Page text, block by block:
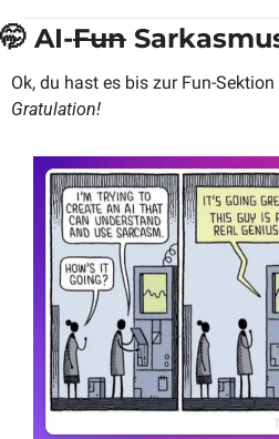
🤭 AI-Fun
Ok, du hast es bis zur Fun-
Gratulation!